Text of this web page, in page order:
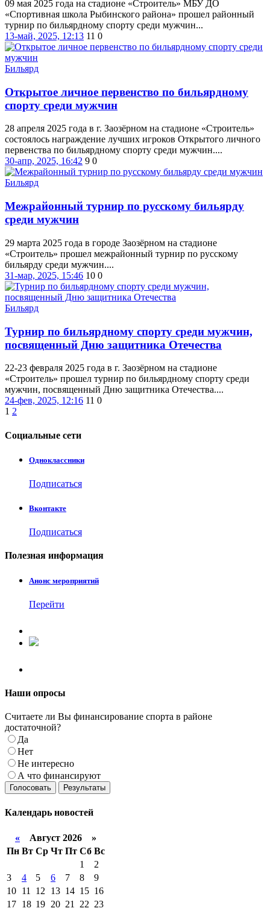
09 мая 2025 года на стадионе «Строитель» МБУ ДО
«Спортивная школа Рыбинского района» прошел районный
турнир по бильярдному спорту среди мужчин...
13-май, 2025, 12:13 11 0
Бильярд
Открытое личное первенство по бильярдному
спорту среди мужчин
28 апреля 2025 года в г. Заозёрном на стадионе «Строитель»
состоялось награждение лучших игроков Открытого личного
первенства по бильярдному спорту среди мужчин....
30-апр, 2025, 16:42 9 0
Бильярд
Межрайонный турнир по русскому бильярду
среди мужчин
29 марта 2025 года в городе Заозёрном на стадионе
«Строитель» прошел межрайонный турнир по русскому
бильярду среди мужчин....
31-мар, 2025, 15:46 10 0
Бильярд
Турнир по бильярдному спорту среди мужчин,
посвященный Дню защитника Отечества
22-23 февраля 2025 года в г. Заозёрном на стадионе
«Строитель» прошел турнир по бильярдному спорту среди
мужчин, посвященный Дню защитника Отечества....
24-фев, 2025, 12:16 11 0
1 2
Социальные сети
Одноклассники
Подписаться
Вконтакте
Подписаться
Полезная информация
Анонс мероприятий
Перейти
Наши опросы
Считаете ли Вы финансирование спорта в районе
достаточной?
Да
Нет
Не интересно
А что финансируют
Голосовать Результаты
Календарь новостей
« Август 2026 »
Пн Вт Ср Чт Пт Сб Вс
1
2
3
4 5 6 7 8
9
10 11 12 13 14 15 16
17 18 19 20 21 22 23